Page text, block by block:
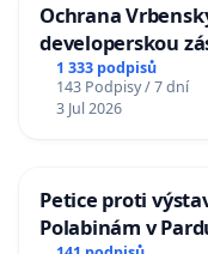
Ochrana
developerskou
1 333 podpisů
143 Podpisy / 7 dní
3 Jul 2026
Petice proti
Polabinám v